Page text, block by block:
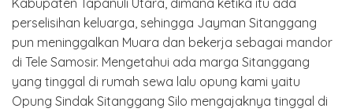
Kabupaten Tapanuli Utara, dimana ketika itu ada
perselisihan keluarga, sehingga Jayman Sitanggang
pun meninggalkan Muara dan bekerja sebagai mandor
di Tele Samosir. Mengetahui ada marga Sitanggang
yang tinggal di rumah sewa lalu opung kami yaitu
Opung Sindak Sitanggang Silo mengajaknya tinggal di